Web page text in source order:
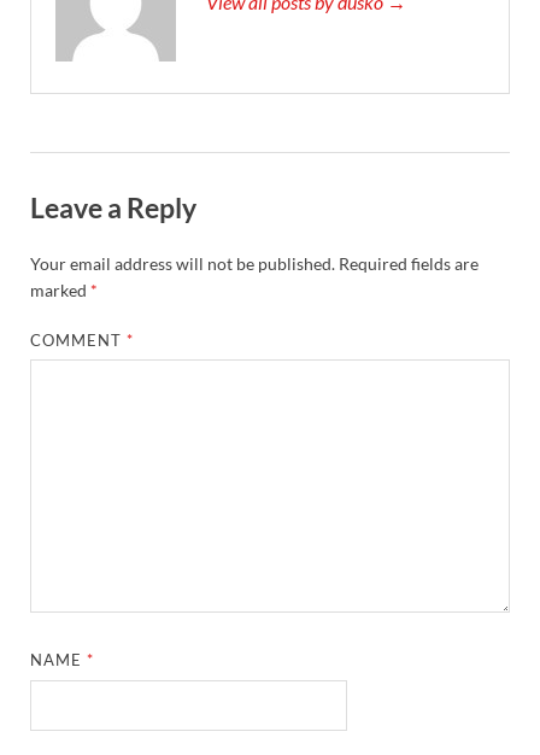
Leave a Reply
Your email address will not be published. Required fields are
marked *
COMMENT*
NAME*